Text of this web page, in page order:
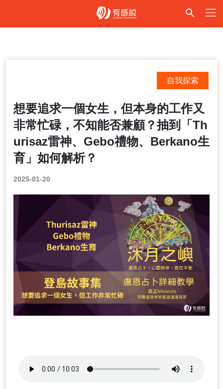
想要追求一個女生，但本身的工作又
非常忙碌，不知能否兼顧？抽到「Th
urisaz雷神、Gebo禮物、Berkano生
育」如何解析？
自我探索
2025-01-20